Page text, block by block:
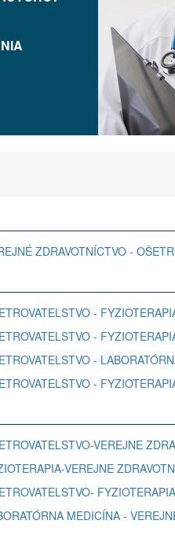
ZDRAVOTNÍCTVO -
-
-
-
-
VEREJNE
VEREJNE
FYZIOTERAPIA
MEDICÍNA -